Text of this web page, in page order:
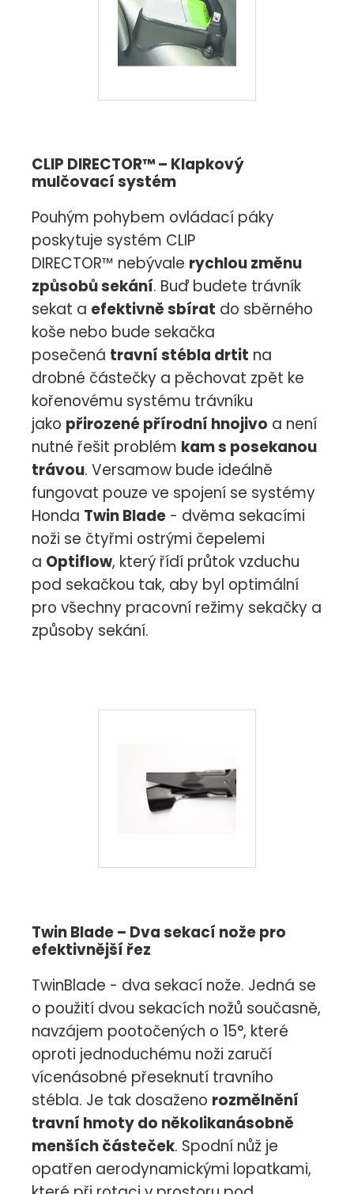
CLIP DIRECTOR™ – Klapkový
mulčovací systém
Pouhým pohybem ovládací páky
poskytuje systém CLIP
DIRECTOR™ nebývale rychlou změnu
způsobů sekání. Buď budete trávník
sekat a efektivně sbírat do sběrného
koše nebo bude sekačka
posečená travní stébla drtit na
drobné částečky a pěchovat zpět ke
kořenovému systému trávníku
jako přirozené přírodní hnojivo a není
nutné řešit problém kam s posekanou
trávou. Versamow bude ideálně
fungovat pouze ve spojení se systémy
Honda Twin Blade - dvěma sekacími
noži se čtyřmi ostrými čepelemi
a Optiflow, který řídí průtok vzduchu
pod sekačkou tak, aby byl optimální
pro všechny pracovní režimy sekačky a
způsoby sekání.
Twin Blade – Dva sekací nože pro
efektivnější řez
TwinBlade - dva sekací nože. Jedná se
o použití dvou sekacích nožů současně,
navzájem pootočených o 15°, které
oproti jednoduchému noži zaručí
vícenásobné přeseknutí travního
stébla. Je tak dosaženo rozmělnění
travní hmoty do několikanásobně
menších částeček. Spodní nůž je
opatřen aerodynamickými lopatkami,